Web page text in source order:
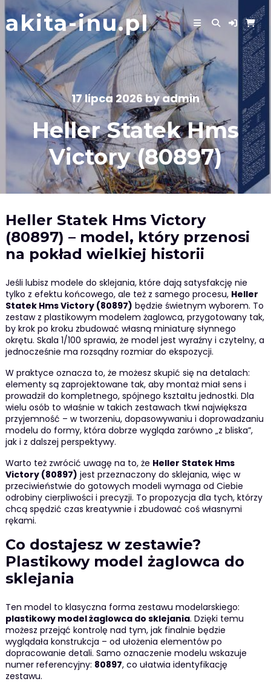
Skip
to
content
akita-inu.pl
17 lipca 2026byadmin
Heller Statek Hms
Victory (80897)
Heller Statek Hms Victory
(80897) – model, który przenosi
na pokład wielkiej historii
Jeśli lubisz modele do sklejania, które dają satysfakcję nie
tylko z efektu końcowego, ale też z samego procesu, Heller
Statek Hms Victory (80897) będzie świetnym wyborem. To
zestaw z plastikowym modelem żaglowca, przygotowany tak,
by krok po kroku zbudować własną miniaturę słynnego
okrętu. Skala 1/100 sprawia, że model jest wyraźny i czytelny, a
jednocześnie ma rozsądny rozmiar do ekspozycji.
W praktyce oznacza to, że możesz skupić się na detalach:
elementy są zaprojektowane tak, aby montaż miał sens i
prowadził do kompletnego, spójnego kształtu jednostki. Dla
wielu osób to właśnie w takich zestawach tkwi największa
przyjemność – w tworzeniu, dopasowywaniu i doprowadzaniu
modelu do formy, która dobrze wygląda zarówno „z bliska”,
jak i z dalszej perspektywy.
Warto też zwrócić uwagę na to, że Heller Statek Hms
Victory (80897) jest przeznaczony do sklejania, więc w
przeciwieństwie do gotowych modeli wymaga od Ciebie
odrobiny cierpliwości i precyzji. To propozycja dla tych, którzy
chcą spędzić czas kreatywnie i zbudować coś własnymi
rękami.
Co dostajesz w zestawie?
Plastikowy model żaglowca do
sklejania
Ten model to klasyczna forma zestawu modelarskiego:
plastikowy model żaglowca do sklejania. Dzięki temu
możesz przejąć kontrolę nad tym, jak finalnie będzie
wyglądała konstrukcja – od ułożenia elementów po
dopracowanie detali. Samo oznaczenie modelu wskazuje
numer referencyjny: 80897, co ułatwia identyfikację
zestawu.